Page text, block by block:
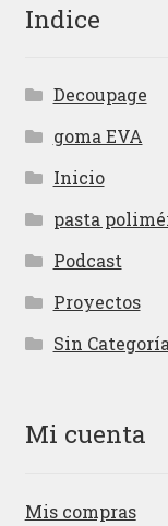
Indice
Decoupage
goma EVA
Inicio
pasta
Podcast
Proyectos
Sin Categoría
Mi cuenta
Mis compras